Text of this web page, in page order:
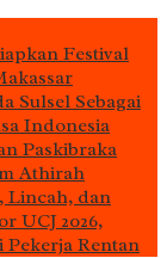
Festival
Sulsel Sebagai
Indonesia
Paskibraka
Athirah
Lincah, dan
UCJ 2026,
Pekerja Rentan